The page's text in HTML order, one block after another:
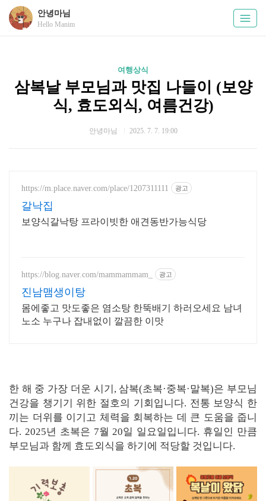
안녕마님
Hello Manim
여행상식
삼복날 부모님과 맛집 나들이 (보양
식, 효도외식, 여름건강)
안녕마님 2025. 7. 7. 19:00
https://m.place.naver.com/place/1207311111 광고
갈낙집
보양식갈낙탕 프라이빗한 애견동반가능식당
https://blog.naver.com/mammammam_ 광고
진남맴생이탕
몸에좋고 맛도좋은 염소탕 한뚝배기 하러오세요 남녀
노소 누구나 잡내없이 깔끔한 이맛
한 해 중 가장 더운 시기, 삼복(초복·중복·말복)은 부모님
건강을 챙기기 위한 절호의 기회입니다. 전통 보양식 한
끼는 더위를 이기고 체력을 회복하는 데 큰 도움을 줍니
다. 2025년 초복은 7월 20일 일요일입니다. 휴일인 만큼
부모님과 함께 효도외식을 하기에 적당할 것입니다.